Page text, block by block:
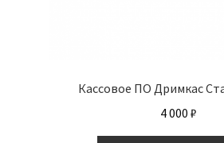
Кассовое ПО Дримкас
4 000 ₽